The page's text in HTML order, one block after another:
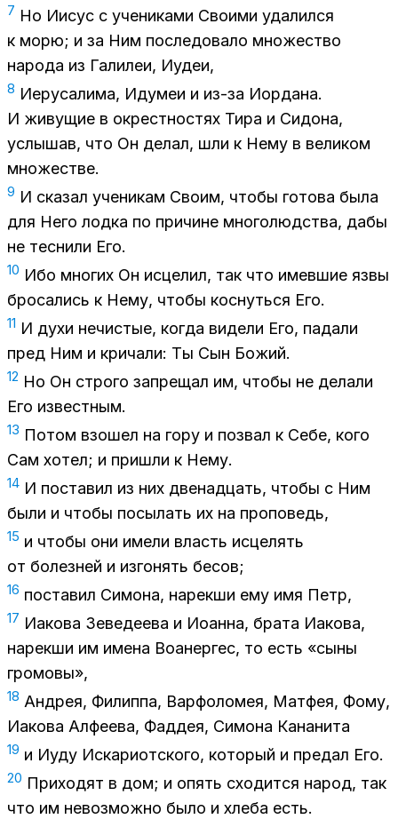
7 Но Иисус с уче­ни­ка­ми Сво­и­ми уда­лил­ся
к морю; и за Ним по­сле­до­ва­ло мно­же­ство
на­ро­да из Га­ли­леи, Иудеи,
8 Иеру­са­ли­ма, Иду­меи и из-за Иор­да­на.
И жи­ву­щие в окрест­но­стях Тира и Си­до­на,
услы­шав, что Он де­лал, шли к Нему в ве­ли­ком
мно­же­стве.
9 И ска­зал уче­ни­кам Сво­им, что­бы го­то­ва была
для Него лод­ка по при­чине мно­го­люд­ства, дабы
не тес­ни­ли Его.
10 Ибо мно­гих Он ис­це­лил, так что имев­шие язвы
бро­са­лись к Нему, что­бы кос­нуть­ся Его.
11 И духи нечи­стые, ко­гда ви­де­ли Его, па­да­ли
пред Ним и кри­ча­ли: Ты Сын Бо­жий.
12 Но Он стро­го за­пре­щал им, что­бы не де­ла­ли
Его из­вест­ным.
13 По­том взо­шел на гору и по­звал к Себе, кого
Сам хо­тел; и при­шли к Нему.
14 И по­ста­вил из них две­на­дцать, что­бы с Ним
были и что­бы по­сы­лать их на про­по­ведь,
15 и что­бы они име­ли власть ис­це­лять
от бо­лез­ней и из­го­нять бе­сов;
16 по­ста­вил Си­мо­на, на­рек­ши ему имя Петр,
17 Иа­ко­ва Зе­ве­де­е­ва и Иоан­на, бра­та Иа­ко­ва,
на­рек­ши им име­на Во­анер­гес, то есть «сы­ны
гро­мо­вы»,
18 Ан­дрея, Фи­лип­па, Вар­фо­ло­мея, Мат­фея, Фому,
Иа­ко­ва Ал­фе­е­ва, Фад­дея, Си­мо­на Ка­на­ни­та
19 и Иуду Ис­ка­ри­от­ско­го, ко­то­рый и пре­дал Его.
20 При­хо­дят в дом; и опять схо­дит­ся на­род, так
что им невоз­мож­но было и хле­ба есть.